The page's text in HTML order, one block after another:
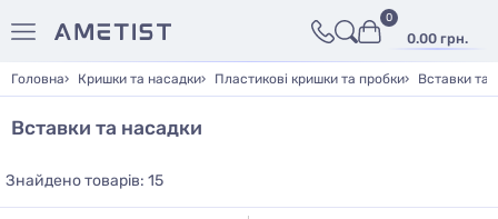
0.00 грн.
0
Головна Кришки та насадки Пластикові кришки та пробки Вставки та
Вставки та насадки
Знайдено товарів: 15